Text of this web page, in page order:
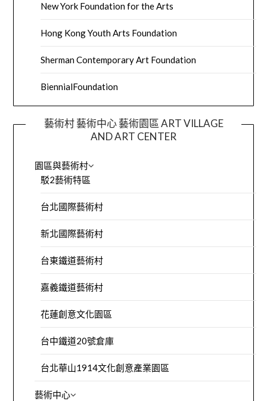
New York Foundation for the Arts
Hong Kong Youth Arts Foundation
Sherman Contemporary Art Foundation
BiennialFoundation
藝術村 藝術中心 藝術園區 ART VILLAGE
AND ART CENTER
園區與藝術村
駁2藝術特區
台北國際藝術村
新北國際藝術村
台東鐵道藝術村
嘉義鐵道藝術村
花蓮創意文化園區
台中鐵道20號倉庫
台北華山1914文化創意產業園區
藝術中心